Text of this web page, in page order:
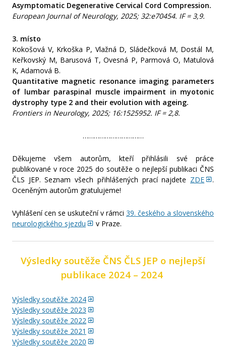
Asymptomatic Degenerative Cervical Cord Compression.
European Journal of Neurology, 2025; 32:e70454. IF = 3,9.
3. místo
Kokošová V, Krkoška P, Vlažná D, Sládečková M, Dostál M,
Keřkovský M, Barusová T, Ovesná P, Parmová O, Matulová
K, Adamová B.
Quantitative magnetic resonance imaging parameters
of lumbar paraspinal muscle impairment in myotonic
dystrophy type 2 and their evolution with ageing.
Frontiers in Neurology, 2025; 16:1525952. IF = 2,8.
……………………………
Děkujeme všem autorům, kteří přihlásili své práce
publikované v roce 2025 do soutěže o nejlepší publikaci ČNS
ČLS JEP. Seznam všech přihlášených prací najdete ZDE
.
Oceněným autorům gratulujeme!
Vyhlášení cen se uskuteční v rámci 39. českého a slovenského
neurologického sjezdu
v Praze.
Výsledky soutěže ČNS ČLS JEP o nejlepší
publikace 2024 – 2024
Výsledky soutěže 2024
Výsledky soutěže 2023
Výsledky soutěže 2022
Výsledky soutěže 2021
Výsledky soutěže 2020